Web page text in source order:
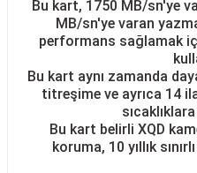
Bu kart, 1750 MB/sn'ye
MB/sn'ye varan
performans sağlamak
Bu kart aynı zamanda
titreşime ve ayrıca 14
sıcaklıklara
Bu kart belirli XQD
koruma, 10 yıllık